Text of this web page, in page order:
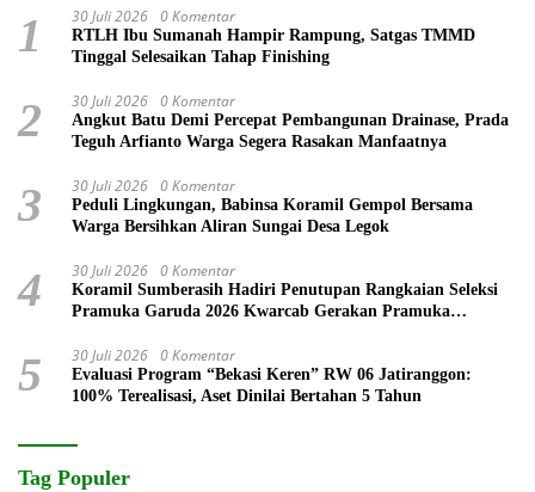
1 30 Juli 2026 0 Komentar
RTLH Ibu Sumanah Hampir Rampung, Satgas TMMD
Tinggal Selesaikan Tahap Finishing
2 30 Juli 2026 0 Komentar
Angkut Batu Demi Percepat Pembangunan Drainase, Prada
Teguh Arfianto Warga Segera Rasakan Manfaatnya
3 30 Juli 2026 0 Komentar
Peduli Lingkungan, Babinsa Koramil Gempol Bersama
Warga Bersihkan Aliran Sungai Desa Legok
4 30 Juli 2026 0 Komentar
Koramil Sumberasih Hadiri Penutupan Rangkaian Seleksi
Pramuka Garuda 2026 Kwarcab Gerakan Pramuka
5 30 Juli 2026 0 Komentar
Evaluasi Program “Bekasi Keren” RW 06 Jatiranggon:
100% Terealisasi, Aset Dinilai Bertahan 5 Tahun
Tag Populer